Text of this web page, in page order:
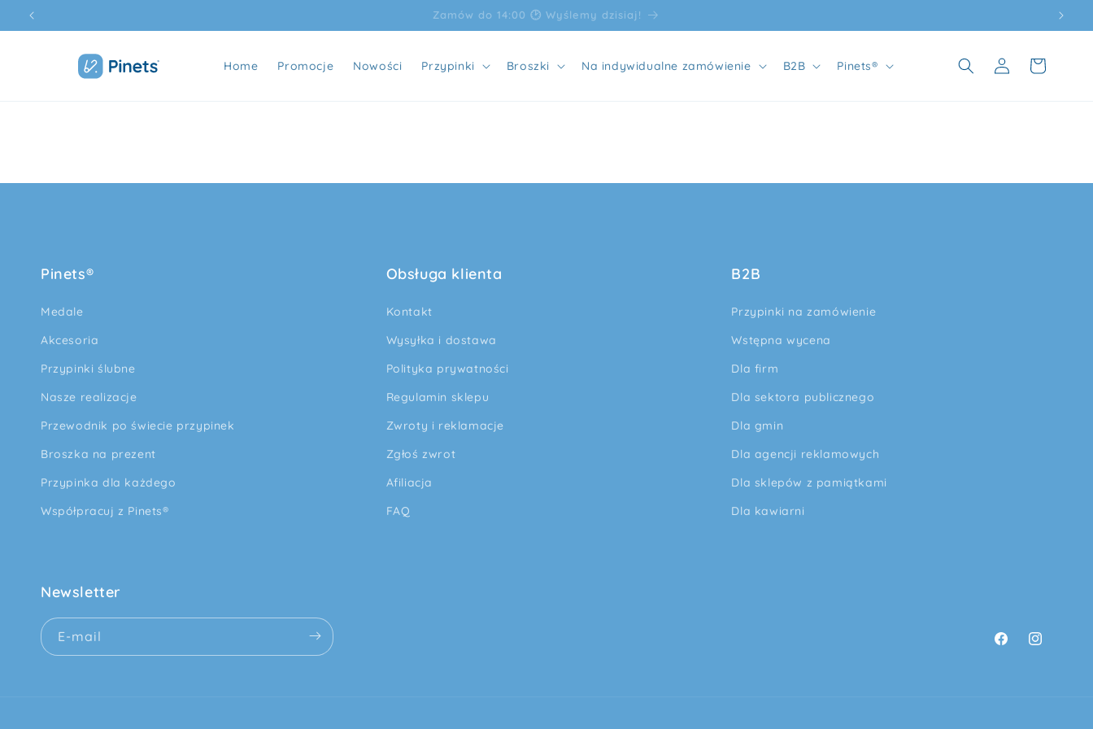
do
treści
Bezpłatna dostawa przy zakupach od 100 zł
Home Promocje Nowości Przypinki Broszki Na indywidualne zamówienie B2B Pinets®
Zaloguj
się
Koszyk
Pinets®
Medale
Akcesoria
Przypinki ślubne
Nasze realizacje
Przewodnik po świecie przypinek
Broszka na prezent
Przypinka dla każdego
Współpracuj z Pinets®
Obsługa klienta
Kontakt
Wysyłka i dostawa
Polityka prywatności
Regulamin sklepu
Zwroty i reklamacje
Zgłoś zwrot
Afiliacja
FAQ
B2B
Przypinki na zamówienie
Wstępna wycena
Dla firm
Dla sektora publicznego
Dla gmin
Dla agencji reklamowych
Dla sklepów z pamiątkami
Dla kawiarni
Newsletter
E-mail
FacebookInstagram